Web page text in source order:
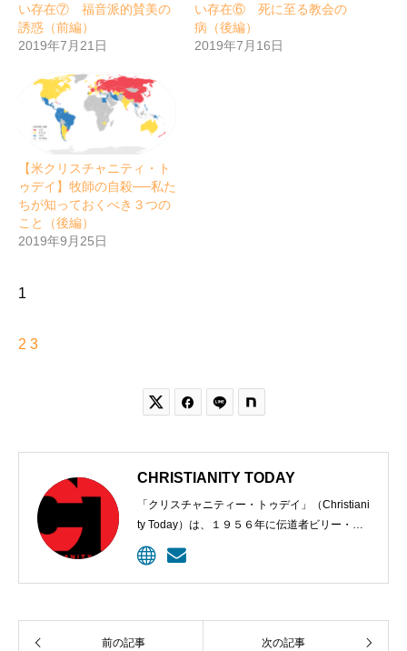
い存在⑦ 福音派的賛美の
誘惑（前編）
2019年7月21日
い存在⑥ 死に至る教会の
病（後編）
2019年7月16日
【米クリスチャニティ・ト
ゥデイ】牧師の自殺──私た
ちが知っておくべき３つの
こと（後編）
2019年9月25日
1
2 3
 
CHRISTIANITY TODAY
「クリスチャニティー・トゥデイ」（Christiani
ty Today）は、１９５６年に伝道者ビリー・グ
ラハムと編集長カール・ヘンリーにより創刊さ
れた、クリスチャンのための定期刊行物。９６
年、ウェブサイトが開設されて記事掲載が始め
ン指導者に毎月届けられ、オンラインの購読者
は１０００万に上る。
前の記事 次の記事